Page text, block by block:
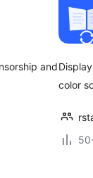
and
color